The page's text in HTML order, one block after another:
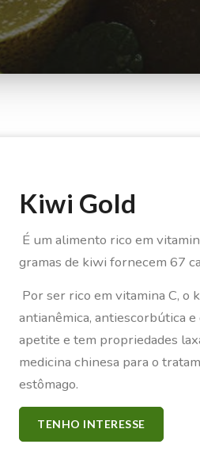
Kiwi Gold
É um alimento rico em
gramas de kiwi fornecem 67
Por ser rico em vitamina C, o
antianêmica, antiescorbútica
apetite e tem propriedades
medicina chinesa para o
estômago.
TENHO INTERESSE